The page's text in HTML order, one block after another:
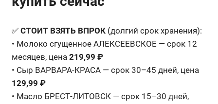
✅ СТОИТ ВЗЯТЬ ВПРОК (долгий срок хранения):
• Молоко сгущенное АЛЕКСЕЕВСКОЕ — срок 12
месяцев, цена 219,99 ₽
• Сыр ВАРВАРА-КРАСА — срок 30–45 дней, цена
129,99 ₽
• Масло БРЕСТ-ЛИТОВСК — срок 15–30 дней,